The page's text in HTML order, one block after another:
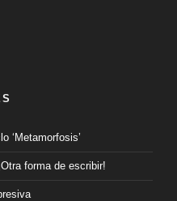
‘Metamorfosis’
forma de escribir!